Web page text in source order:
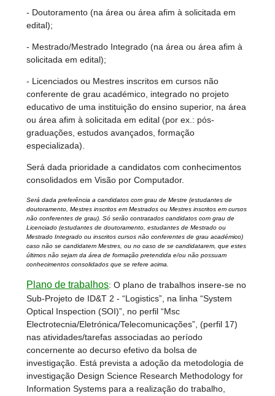
- Doutoramento (na área ou área afim à solicitada em
edital);
- Mestrado/Mestrado Integrado (na área ou área afim à
solicitada em edital);
- Licenciados ou Mestres inscritos em cursos não
conferente de grau académico, integrado no projeto
educativo de uma instituição do ensino superior, na área
ou área afim à solicitada em edital (por ex.: pós-
graduações, estudos avançados, formação
especializada).
Será dada prioridade a candidatos com conhecimentos
consolidados em Visão por Computador.
Será dada preferência a candidatos com grau de Mestre (estudantes de
doutoramento, Mestres inscritos em Mestrados ou Mestres inscritos em cursos
não conferentes de grau). Só serão contratados candidatos com grau de
Licenciado (estudantes de doutoramento, estudantes de Mestrado ou
Mestrado Integrado ou inscritos cursos não conferentes de grau académico)
caso não se candidatem Mestres, ou no caso de se candidatarem, que estes
últimos não sejam da área de formação pretendida e/ou não possuam
conhecimentos consolidados que se refere acima.
Plano de trabalhos: O plano de trabalhos insere-se no
Sub-Projeto de ID&T 2 - “Logistics”, na linha “System
Optical Inspection (SOI)”, no perfil “Msc
Electrotecnia/Eletrónica/Telecomunicações”, (perfil 17)
nas atividades/tarefas associadas ao período
concernente ao decurso efetivo da bolsa de
investigação. Está prevista a adoção da metodologia de
investigação Design Science Research Methodology for
Information Systems para a realização do trabalho,